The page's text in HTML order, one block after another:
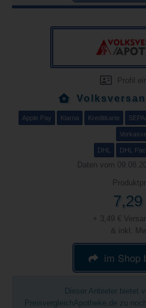
Profil
Apple Pay Klarna Kreditkarte
Vorkasse
DHL DHL
Daten vom
7,29
+ 3,49 €
& inkl.
im Shop
Dieser Anbieter bietet
PreisvergleichApotheke.de zu